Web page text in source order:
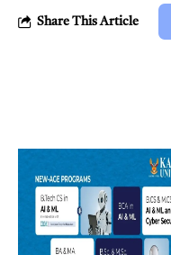
Share This Article